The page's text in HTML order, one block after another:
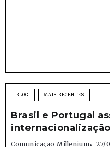
BLOG MAIS RECENTES
Brasil e Portugal
Comunicação Millenium 27/